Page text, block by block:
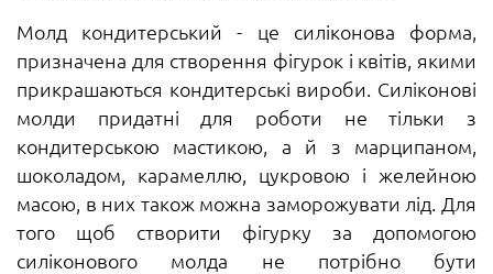
Молд кондитерський - це силіконова форма,
призначена для створення фігурок і квітів, якими
прикрашаються кондитерські вироби. Силіконові
молди придатні для роботи не тільки з
кондитерською мастикою, а й з марципаном,
шоколадом, карамеллю, цукровою і желейною
масою, в них також можна заморожувати лід. Для
того щоб створити фігурку за допомогою
силіконового молда не потрібно бути